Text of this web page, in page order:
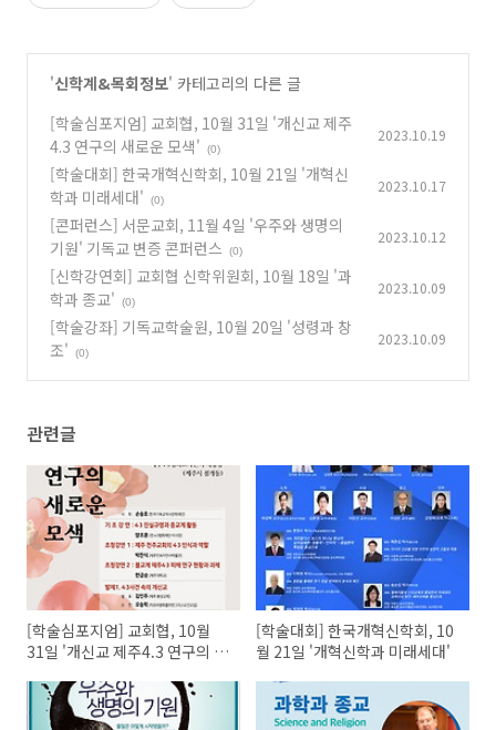
'신학계&목회정보' 카테고리의 다른 글
[학술심포지엄] 교회협, 10월 31일 '개신교 제주
4.3 연구의 새로운 모색'
(0)
2023.10.19
[학술대회] 한국개혁신학회, 10월 21일 '개혁신
학과 미래세대'
(0)
2023.10.17
[콘퍼런스] 서문교회, 11월 4일 '우주와 생명의
기원' 기독교 변증 콘퍼런스
(0)
2023.10.12
[신학강연회] 교회협 신학위원회, 10월 18일 '과
학과 종교'
(0)
2023.10.09
[학술강좌] 기독교학술원, 10월 20일 '성령과 창
조'
(0)
2023.10.09
관련글
[학술심포지엄] 교회협, 10월
31일 '개신교 제주4.3 연구의 새
[학술대회] 한국개혁신학회, 10
월 21일 '개혁신학과 미래세대'